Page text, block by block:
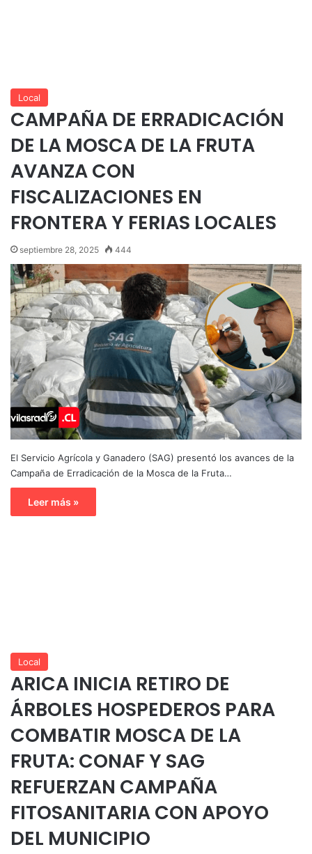
Local
CAMPAÑA DE ERRADICACIÓN
DE LA MOSCA DE LA FRUTA
AVANZA CON
FISCALIZACIONES EN
FRONTERA Y FERIAS LOCALES
septiembre 28, 2025 444
El Servicio Agrícola y Ganadero (SAG) presentó los avances de la
Campaña de Erradicación de la Mosca de la Fruta…
Leer más »
Local
ARICA INICIA RETIRO DE
ÁRBOLES HOSPEDEROS PARA
COMBATIR MOSCA DE LA
FRUTA: CONAF Y SAG
REFUERZAN CAMPAÑA
FITOSANITARIA CON APOYO
DEL MUNICIPIO